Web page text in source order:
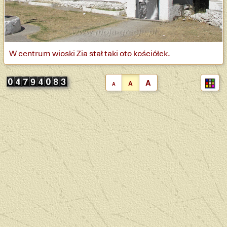
W centrum wioski Zia stał taki oto kościółek.
A A A